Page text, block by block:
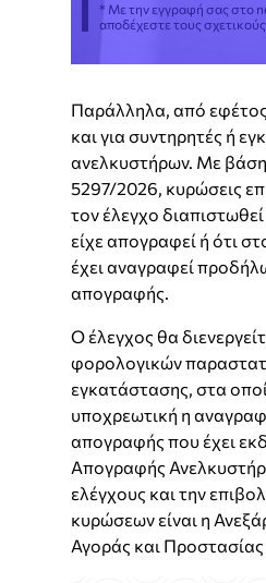
* Με την εγγραφή σας στο
αποδέχεστε τους
Παράλληλα, από
και για συντηρητές ή
ανελκυστήρων. Με
5297/2026, κυρώσεις
τον έλεγχο
είχε απογραφεί ή ότι
έχει αναγραφεί
απογραφής.
Ο έλεγχος θα
φορολογικών
εγκατάστασης, στα
υποχρεωτική η
απογραφής που έχει
Απογραφής
ελέγχους και την
κυρώσεων είναι η
Αγοράς και